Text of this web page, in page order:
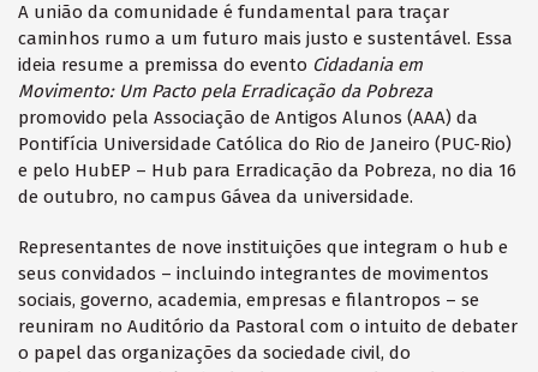
A união da comunidade é fundamental para traçar
caminhos rumo a um futuro mais justo e sustentável. Essa
ideia resume a premissa do evento Cidadania em
Movimento: Um Pacto pela Erradicação da Pobreza
promovido pela Associação de Antigos Alunos (AAA) da
Pontifícia Universidade Católica do Rio de Janeiro (PUC-Rio)
e pelo HubEP – Hub para Erradicação da Pobreza, no dia 16
de outubro, no campus Gávea da universidade.
Representantes de nove instituições que integram o hub e
seus convidados – incluindo integrantes de movimentos
sociais, governo, academia, empresas e filantropos – se
reuniram no Auditório da Pastoral com o intuito de debater
o papel das organizações da sociedade civil, do